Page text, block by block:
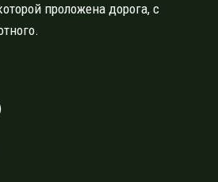
проложена дорога, с